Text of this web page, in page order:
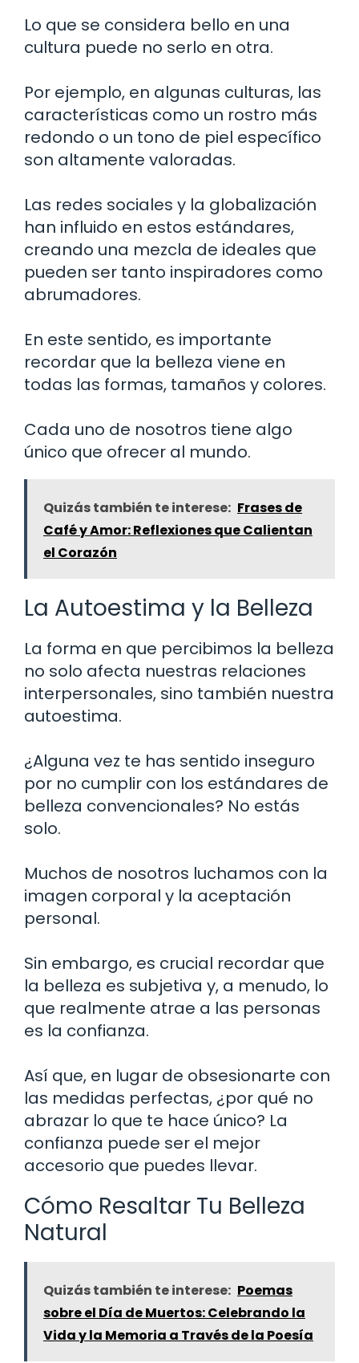
Lo que se considera bello en una
cultura puede no serlo en otra.
Por ejemplo, en algunas culturas, las
características como un rostro más
redondo o un tono de piel específico
son altamente valoradas.
Las redes sociales y la globalización
han influido en estos estándares,
creando una mezcla de ideales que
pueden ser tanto inspiradores como
abrumadores.
En este sentido, es importante
recordar que la belleza viene en
todas las formas, tamaños y colores.
Cada uno de nosotros tiene algo
único que ofrecer al mundo.
Quizás también te interese: Frases de
Café y Amor: Reflexiones que Calientan
el Corazón
La Autoestima y la Belleza
La forma en que percibimos la belleza
no solo afecta nuestras relaciones
interpersonales, sino también nuestra
autoestima.
¿Alguna vez te has sentido inseguro
por no cumplir con los estándares de
belleza convencionales? No estás
solo.
Muchos de nosotros luchamos con la
imagen corporal y la aceptación
personal.
Sin embargo, es crucial recordar que
la belleza es subjetiva y, a menudo, lo
que realmente atrae a las personas
es la confianza.
Así que, en lugar de obsesionarte con
las medidas perfectas, ¿por qué no
abrazar lo que te hace único? La
confianza puede ser el mejor
accesorio que puedes llevar.
Cómo Resaltar Tu Belleza
Natural
Quizás también te interese: Poemas
sobre el Día de Muertos: Celebrando la
Vida y la Memoria a Través de la Poesía